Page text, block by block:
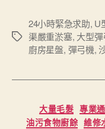
Tags
24小時緊急求助, U
渠嚴重淤塞, 大型
廚房星盤, 彈弓機,
大量毛髮 專業
油污食物廚餘 維修